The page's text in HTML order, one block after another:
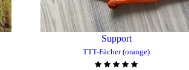
Support
TTT-Fächer (orange)